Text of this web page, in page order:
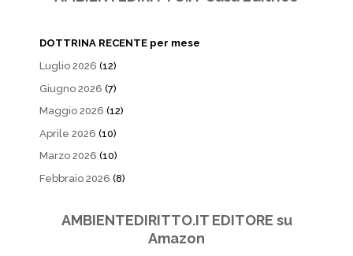
DOTTRINA RECENTE per mese
Luglio 2026 (12)
Giugno 2026 (7)
Maggio 2026 (12)
Aprile 2026 (10)
Marzo 2026 (10)
Febbraio 2026 (8)
AMBIENTEDIRITTO.IT EDITORE su
Amazon